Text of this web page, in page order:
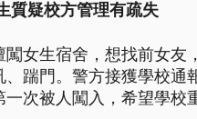
質疑校方管理有疏失
女生宿舍，想找前女友
踹門。警方接獲學校通
次被人闖入，希望學校